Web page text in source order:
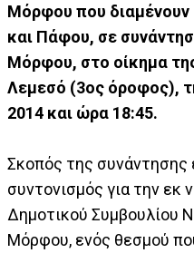
Μόρφου που διαμένουν
και Πάφου, σε
Μόρφου, στο οίκημα
Λεμεσό (3ος όροφος),
2014 και ώρα 18:45.
Σκοπός της συνάντησης
συντονισμός για την εκ
Δημοτικού Συμβουλίου
Μόρφου, ενός θεσμού